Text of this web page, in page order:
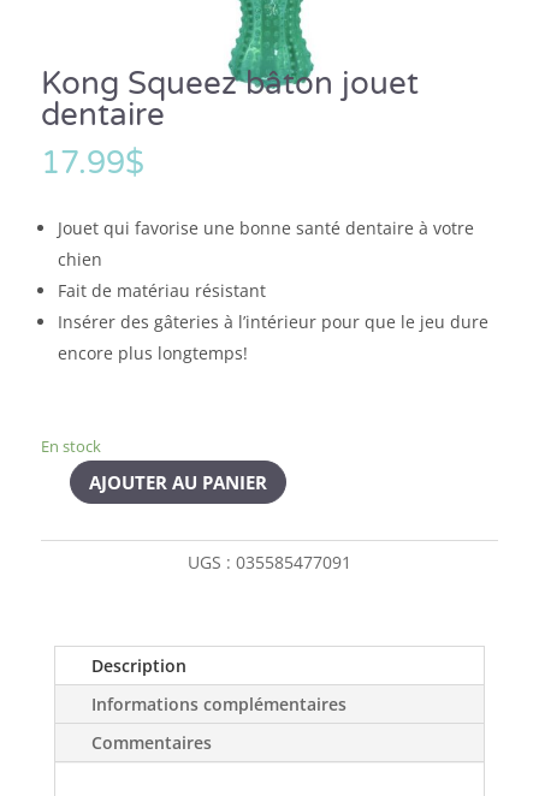
Kong Squeez bâton jouet
dentaire
17.99$
Jouet qui favorise une bonne santé dentaire à votre
chien
Fait de matériau résistant
Insérer des gâteries à l’intérieur pour que le jeu dure
encore plus longtemps!
En stock
AJOUTER AU PANIER
UGS : 035585477091
Description
Informations complémentaires
Commentaires